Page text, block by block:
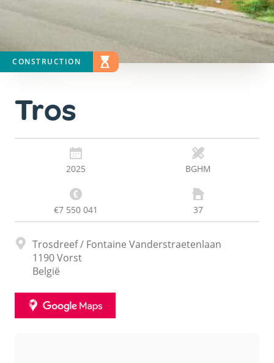
Tros
2025 BGHM
€7 550 041 37
AdresTrosdreef / Fontaine Vanderstraetenlaan
1190Vorst
België
GOOGLE
CONSTRUCTION STAAT
WERKEN AAN DE GANG